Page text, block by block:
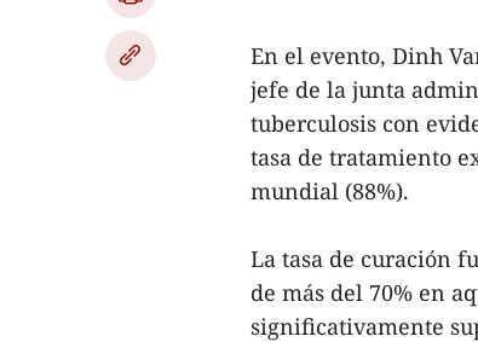
En el evento, Dinh
jefe de la junta
tuberculosis con
tasa de tratamiento
mundial (88%).
La tasa de curación
de más del 70% en
significativamente